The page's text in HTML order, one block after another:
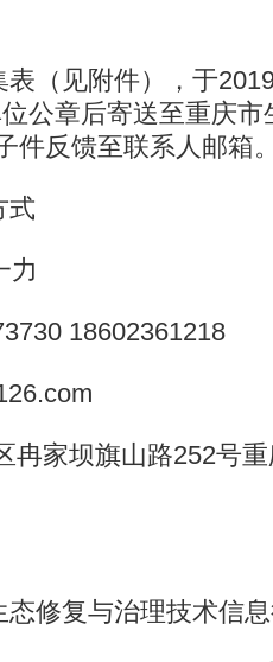
（见附件），于
公章后寄送至重庆市
件反馈至联系人邮箱
式
力
18602361218
冉家坝旗山路252号
态修复与治理技术信